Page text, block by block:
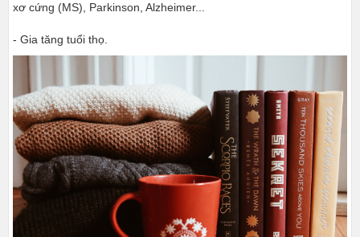
xơ cứng (MS), Parkinson, Alzheimer...
- Gia tăng tuổi thọ.